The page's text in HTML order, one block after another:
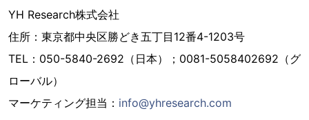
YH Research株式会社
住所：東京都中央区勝どき五丁目12番4-1203号
TEL：050-5840-2692（日本）；0081-5058402692（グ
ローバル）
マーケティング担当： info@yhresearch.com